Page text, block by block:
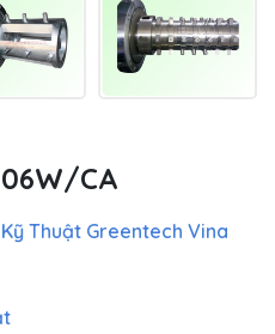
CA
Thuật Greentech Vina